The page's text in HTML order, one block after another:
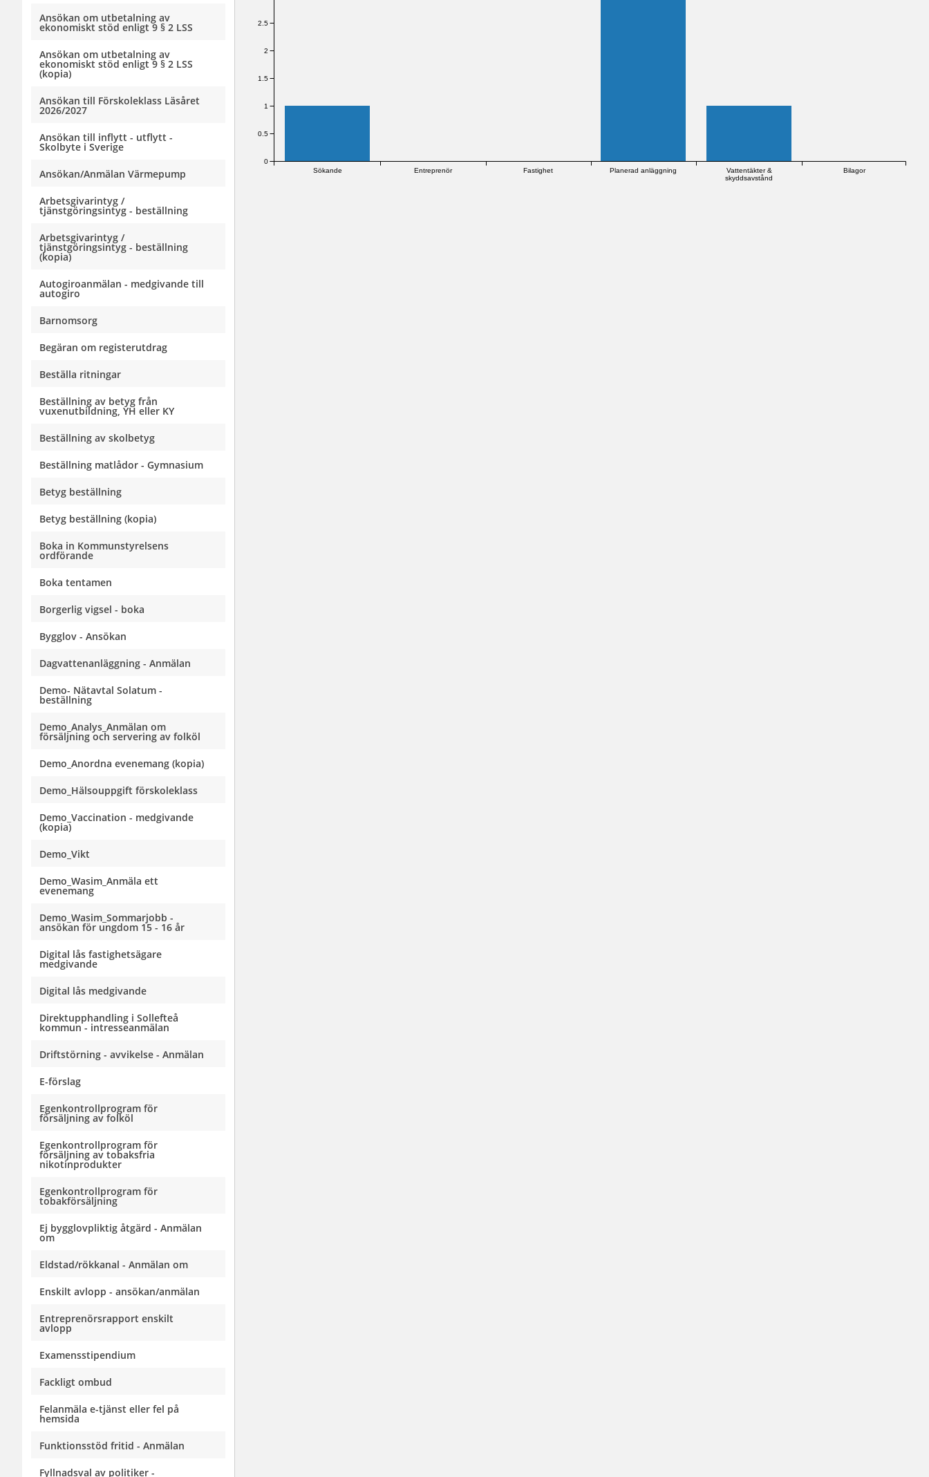
Ansökan om utbetalning av
ekonomiskt stöd enligt 9 § 2 LSS
Ansökan om utbetalning av
ekonomiskt stöd enligt 9 § 2 LSS
(kopia)
Ansökan till Förskoleklass Läsåret
2026/2027
Ansökan till inflytt - utflytt -
Skolbyte i Sverige
Ansökan/Anmälan Värmepump
Arbetsgivarintyg /
tjänstgöringsintyg - beställning
Arbetsgivarintyg /
tjänstgöringsintyg - beställning
(kopia)
Autogiroanmälan - medgivande till
autogiro
Barnomsorg
Begäran om registerutdrag
Beställa ritningar
Beställning av betyg från
vuxenutbildning, YH eller KY
Beställning av skolbetyg
Beställning matlådor - Gymnasium
Betyg beställning
Betyg beställning (kopia)
Boka in Kommunstyrelsens
ordförande
Boka tentamen
Borgerlig vigsel - boka
Bygglov - Ansökan
Dagvattenanläggning - Anmälan
Demo- Nätavtal Solatum -
beställning
Demo_Analys_Anmälan om
försäljning och servering av folköl
Demo_Anordna evenemang (kopia)
Demo_Hälsouppgift förskoleklass
Demo_Vaccination - medgivande
(kopia)
Demo_Vikt
Demo_Wasim_Anmäla ett
evenemang
Demo_Wasim_Sommarjobb -
ansökan för ungdom 15 - 16 år
Digital lås fastighetsägare
medgivande
Digital lås medgivande
Direktupphandling i Sollefteå
kommun - intresseanmälan
Driftstörning - avvikelse - Anmälan
E-förslag
Egenkontrollprogram för
försäljning av folköl
Egenkontrollprogram för
försäljning av tobaksfria
nikotinprodukter
Egenkontrollprogram för
tobakförsäljning
Ej bygglovpliktig åtgärd - Anmälan
om
Eldstad/rökkanal - Anmälan om
Enskilt avlopp - ansökan/anmälan
Entreprenörsrapport enskilt
avlopp
Examensstipendium
Fackligt ombud
Felanmäla e-tjänst eller fel på
hemsida
Funktionsstöd fritid - Anmälan
Fyllnadsval av politiker -
Sökande Entreprenör Fastighet Planerad anläggning
Vattentäkter &
skyddsavstånd
Bilagor
0
0.5
1
1.5
2
2.5